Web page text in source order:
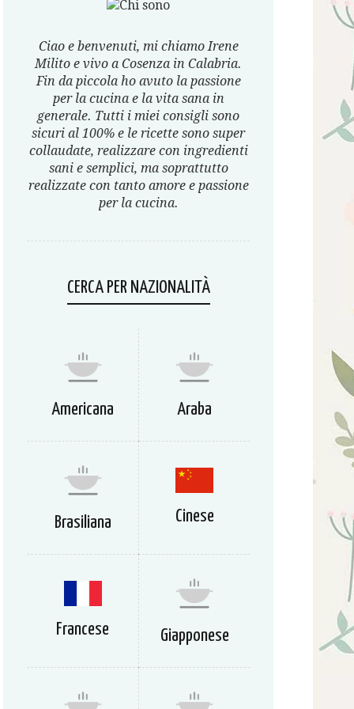
Ciao e benvenuti, mi chiamo Irene
Milito e vivo a Cosenza in Calabria.
Fin da piccola ho avuto la passione
per la cucina e la vita sana in
generale. Tutti i miei consigli sono
sicuri al 100% e le ricette sono super
collaudate, realizzare con ingredienti
sani e semplici, ma soprattutto
realizzate con tanto amore e passione
per la cucina.
CERCA PER NAZIONALITÀ
Americana Araba
Brasiliana Cinese
Francese Giapponese